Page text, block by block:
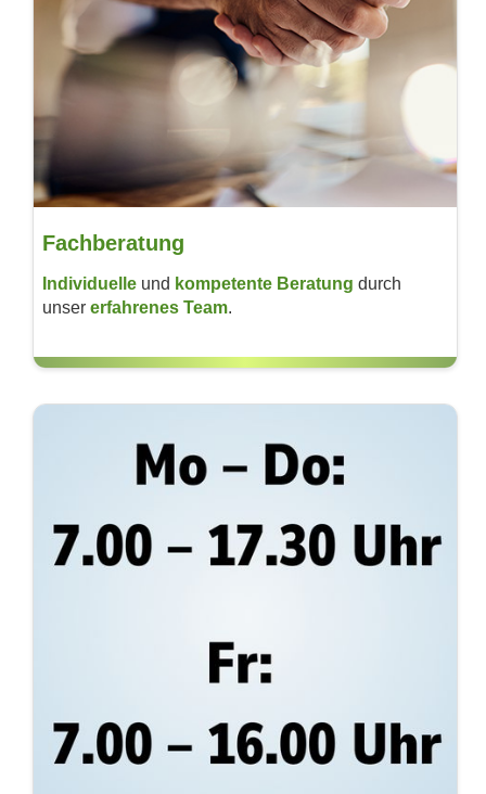
Fachberatung
Individuelle und kom­petente Beratungdurch
unsererfahrenes Team.